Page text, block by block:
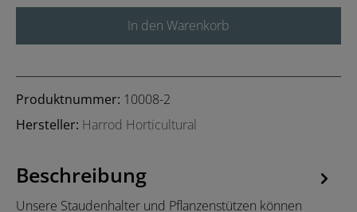
In den Warenkorb
Produktnummer: 10008-2
Hersteller: Harrod Horticultural
Beschreibung
Unsere Staudenhalter und Pflanzenstützen können